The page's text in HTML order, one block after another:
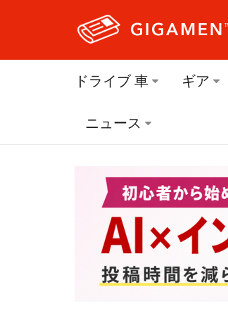
ドライブ 車 ギア
ニュース